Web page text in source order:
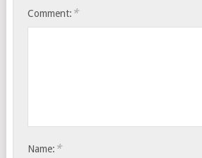
Comment: *
Name: *